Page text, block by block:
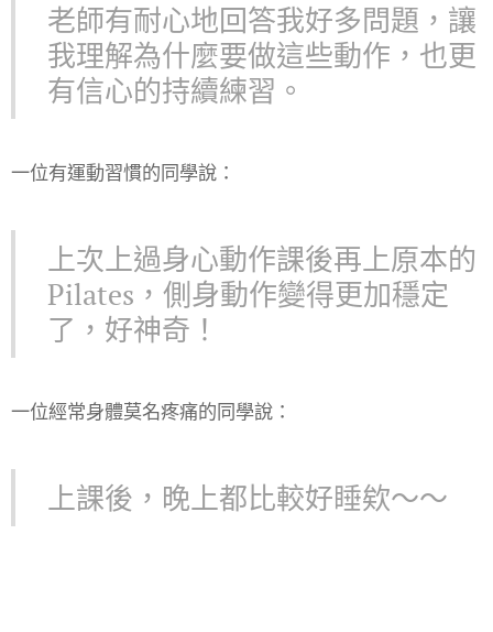
老師有耐心地回答我好多問題，讓
我理解為什麼要做這些動作，也更
有信心的持續練習。
一位有運動習慣的同學說：
上次上過身心動作課後再上原本的
Pilates，側身動作變得更加穩定
了，好神奇！
一位經常身體莫名疼痛的同學說：
上課後，晚上都比較好睡欸～～